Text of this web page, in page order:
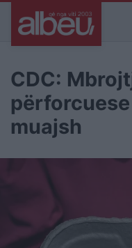
CDC:
muajsh